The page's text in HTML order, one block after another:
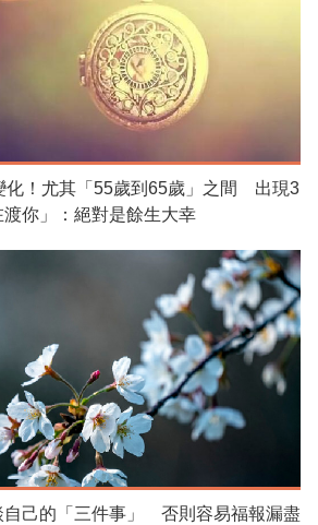
化！尤其「55歲到65歲」之間 出現3
你」：絕對是餘生大幸
自己的「三件事」 否則容易福報漏盡